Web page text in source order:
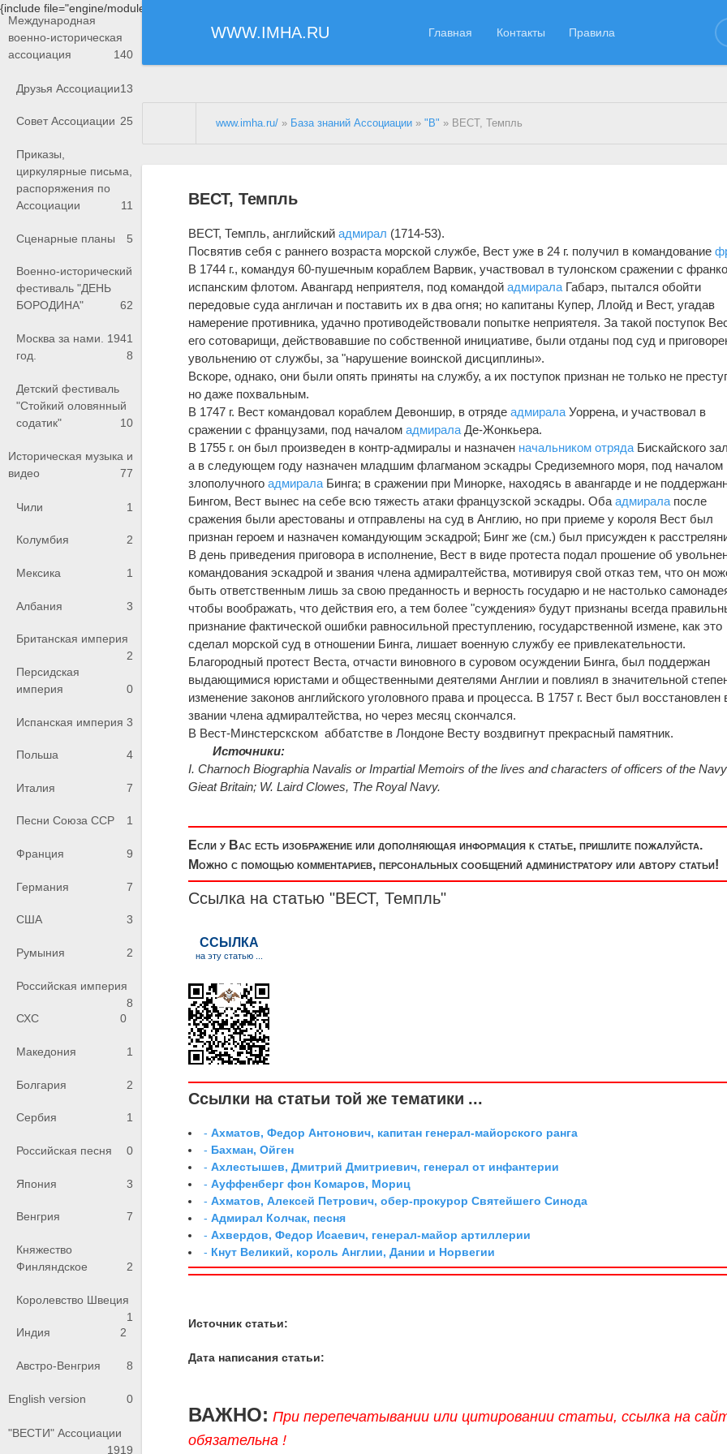
{include file="engine/modules/saperu/head.php"}
WWW.IMHA.RU Главная Контакты Правила
Международная
военно-историческая
ассоциация
140
Друзья Ассоциации13
Совет Ассоциации 25
Приказы,
циркулярные письма,
распоряжения по
Ассоциации
11
Сценарные планы 5
Военно-исторический
фестиваль "ДЕНЬ
БОРОДИНА"
62
Москва за нами. 1941
год.
8
Детский фестиваль
"Стойкий оловянный
содатик"
10
Историческая музыка и
видео
77
Чили 1
Колумбия 2
Мексика 1
Албания 3
Британская империя
2
Персидская
империя
0
Испанская империя 3
Польша 4
Италия 7
Песни Союза ССР 1
Франция 9
Германия 7
США 3
Румыния 2
Российская империя
8
СХС
0
Македония 1
Болгария 2
Сербия 1
Российская песня 0
Япония 3
Венгрия 7
Княжество
Финляндское
2
Королевство Швеция
1
Индия
2
Австро-Венгрия 8
English version 0
"ВЕСТИ" Ассоциации
1919
www.imha.ru/ » База знаний Ассоциации »"В" » ВЕСТ, Темпль
ВЕСТ, Темпль
ВЕСТ, Темпль, английскийадмирал (1714-53).
Посвятив себя с раннего возраста морской службе, Вест уже в 24 г. получил в командование
В 1744 г., командуя 60-пушечным кораблем Варвик, участвовал в тулонском сражении с
испанским флотом. Авангард неприятеля, под командойадмирала Габарэ, пытался обойти
передовые суда англичан и поставить их в два огня; но капитаны Купер, Ллойд и Вест, угадав
намерение противника, удачно противодействовали попытке неприятеля. За такой поступок
его сотоварищи, действовавшие по собственной инициативе, были отданы под суд и
увольнению от службы, за "нарушение воинской дисциплины».
Вскоре, однако, они были опять приняты на службу, а их поступок признан не только не
но даже похвальным.
В 1747 г. Вест командовал кораблем Девоншир, в отрядеадмирала Уоррена, и участвовал в
сражении с французами, под началомадмирала Де-Жонкьера.
В 1755 г. он был произведен в контр-адмиралы и назначен начальником отряда Бискайского
а в следующем году назначен младшим флагманом эскадры Средиземного моря, под началом
злополучногоадмирала Бинга; в сражении при Минорке, находясь в авангарде и не
Бингом, Вест вынес на себе всю тяжесть атаки французской эскадры. Обаадмирала после
сражения были арестованы и отправлены на суд в Англию, но при приеме у короля Вест был
признан героем и назначен командующим эскадрой; Бинг же (см.) был присужден к
В день приведения приговора в исполнение, Вест в виде протеста подал прошение об
командования эскадрой и звания члена адмиралтейства, мотивируя свой отказ тем, что он
быть ответственным лишь за свою преданность и верность государю и не настолько
чтобы воображать, что действия его, а тем более "суждения» будут признаны всегда
признание фактической ошибки равносильной преступлению, государственной измене, как это
сделал морской суд в отношении Бинга, лишает военную службу ее привлекательности.
Благородный протест Веста, отчасти виновного в суро­вом осуждении Бинга, был поддержан
выдающимися юристами и общественными деятелями Англии и повлиял в значительной
изменение законов английского уголовного права и процесса. В 1757 г. Вест был восстановлен
звании члена адмиралтейства, но через месяц скончался.
В Вест-Минстерскском аббатстве в Лондоне Весту воздвигнут прекрасный памятник.
Источники:
I. Charnoch Вiоgraphia Navalis or Impartial Memoirs of the lives and characters of officers of the
Gieat Britain; W. Laird Clowes, The Royal Navy.
Если у Вас есть изображение или дополняющая информация к статье, пришлите пожалуйста.
Можно с помощью комментариев, персональных сообщений администратору или автору статьи!
Ссылка на статью "ВЕСТ, Темпль"
Ссылки на статьи той же тематики ...
-Ахматов, Федор Антонович, капитан генерал-майорского ранга
- Бахман, Ойген
-Ахлестышев, Дмитрий Дмитриевич, генерал от инфантерии
-Ауффенберг фон Комаров, Мориц
-Ахматов, Алексей Петрович, обер-прокурор Святейшего Синода
-Адмирал Колчак, песня
-Ахвердов, Федор Исаевич, генерал-майор артиллерии
- Кнут Великий, король Англии, Дании и Норвегии
Источник статьи:
Дата написания статьи:
ВАЖНО: При перепечатывании или цитировании статьи, ссылка на
обязательна !